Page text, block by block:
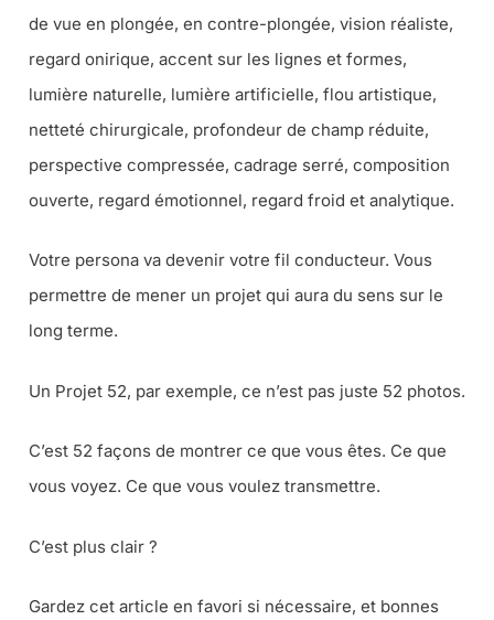
de vue en plongée, en contre-plongée, vision réaliste,
regard onirique, accent sur les lignes et formes,
lumière naturelle, lumière artificielle, flou artistique,
netteté chirurgicale, profondeur de champ réduite,
perspective compressée, cadrage serré, composition
ouverte, regard émotionnel, regard froid et analytique.
Votre persona va devenir votre fil conducteur. Vous
permettre de mener un projet qui aura du sens sur le
long terme.
Un Projet 52, par exemple, ce n’est pas juste 52 photos.
C’est 52 façons de montrer ce que vous êtes. Ce que
vous voyez. Ce que vous voulez transmettre.
C’est plus clair ?
Gardez cet article en favori si nécessaire, et bonnes